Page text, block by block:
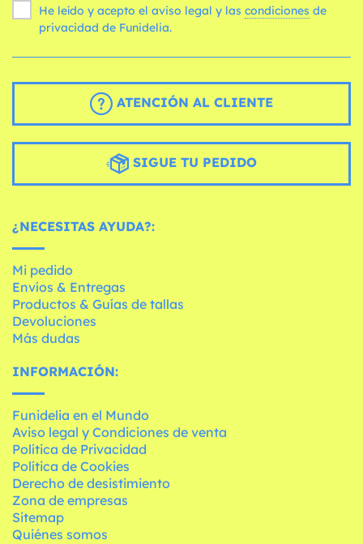
He leído y acepto el aviso legal y las condiciones
privacidad de Funidelia.
ATENCIÓN AL CLIENTE
SIGUE TU PEDIDO
¿NECESITAS AYUDA?:
Mi pedido
Envíos & Entregas
Productos & Guías de tallas
Devoluciones
Más dudas
INFORMACIÓN:
Funidelia en el Mundo
Aviso legal y Condiciones de venta
Política de Privacidad
Política de Cookies
Derecho de desistimiento
Zona de empresas
Sitemap
Quiénes somos